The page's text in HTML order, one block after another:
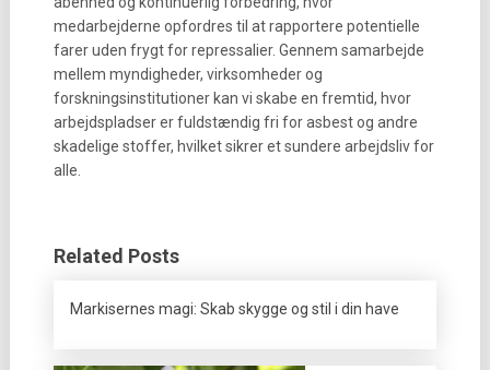
medarbejderne opfordres til at rapportere potentielle
farer uden frygt for repressalier. Gennem samarbejde
mellem myndigheder, virksomheder og
forskningsinstitutioner kan vi skabe en fremtid, hvor
arbejdspladser er fuldstændig fri for asbest og andre
skadelige stoffer, hvilket sikrer et sundere arbejdsliv for
alle.
Related Posts
Markisernes magi: Skab skygge og stil i din have